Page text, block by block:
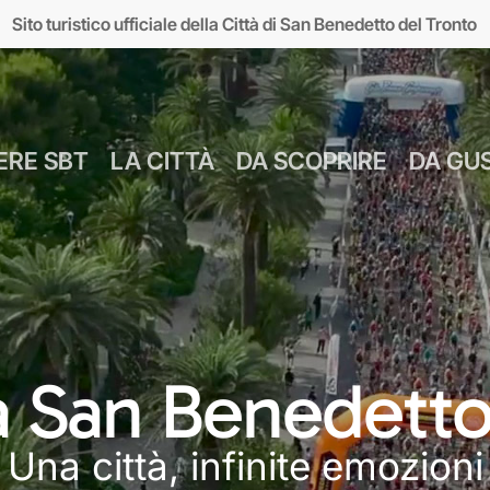
Sito turistico ufficiale della Città di San Benedetto del Tronto
Luglio Food
SBT LA CITTÀ DA SCOPRIRE
MUSEI
d’Arte sul Mare
MARE
Lungomare
Giardini sul mare
DA
Numeri Utili
Farmacie
Parcheggi
Bus Navetta
Come
Come Arrivare
San
Una città, infinite emozioni